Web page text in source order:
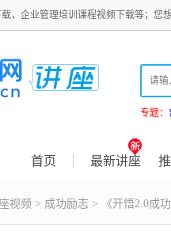
，企业管理培训课程视频下载等；您
专题：
首页 最新讲座
视频 > 成功励志 > 《开悟2.0成